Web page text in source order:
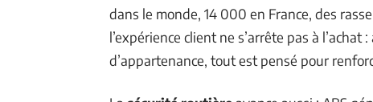
dans le monde, 14 000 en France, des
l’expérience client ne s’arrête pas à
d’appartenance, tout est pensé pour